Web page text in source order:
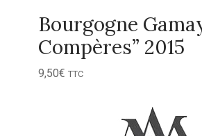
Bourgogne
Compères” 2015
9,50€ TTC